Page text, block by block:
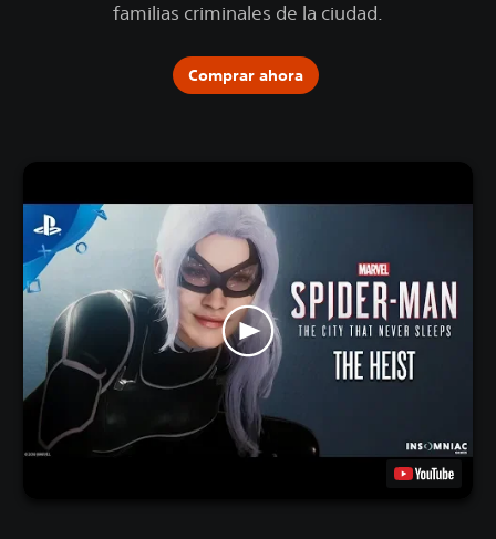
familias criminales de la ciudad.
Comprar ahora